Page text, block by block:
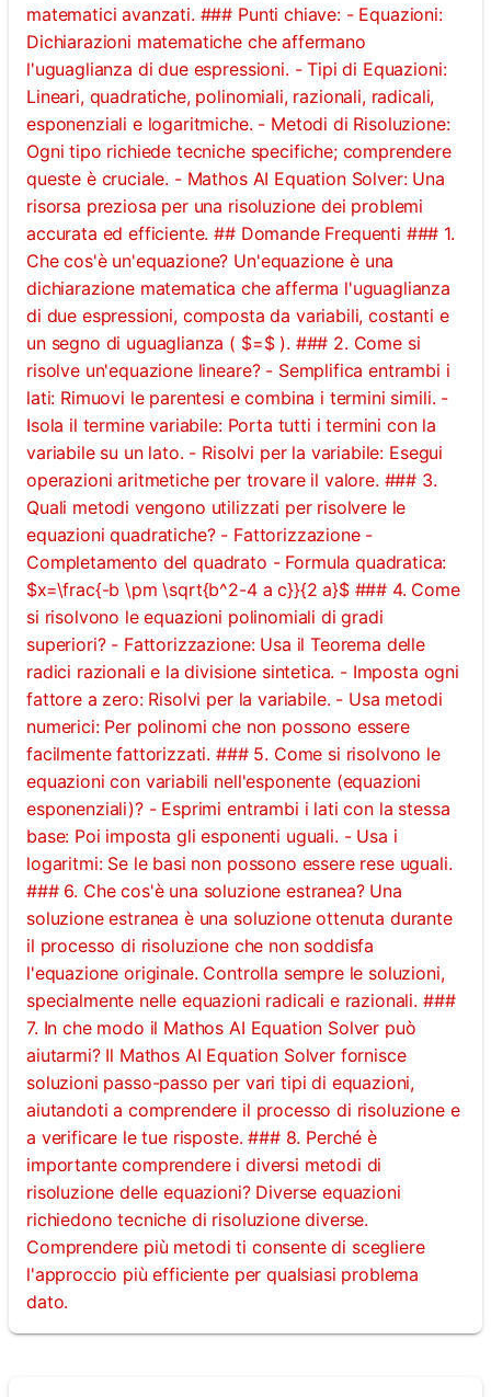
matematici avanzati. ### Punti chiave: - Equazioni:
Dichiarazioni matematiche che affermano
l'uguaglianza di due espressioni. - Tipi di Equazioni:
Lineari, quadratiche, polinomiali, razionali, radicali,
esponenziali e logaritmiche. - Metodi di Risoluzione:
Ogni tipo richiede tecniche specifiche; comprendere
queste è cruciale. - Mathos AI Equation Solver: Una
risorsa preziosa per una risoluzione dei problemi
accurata ed efficiente. ## Domande Frequenti ### 1.
Che cos'è un'equazione? Un'equazione è una
dichiarazione matematica che afferma l'uguaglianza
di due espressioni, composta da variabili, costanti e
un segno di uguaglianza ( $=$ ). ### 2. Come si
risolve un'equazione lineare? - Semplifica entrambi i
lati: Rimuovi le parentesi e combina i termini simili. -
Isola il termine variabile: Porta tutti i termini con la
variabile su un lato. - Risolvi per la variabile: Esegui
operazioni aritmetiche per trovare il valore. ### 3.
Quali metodi vengono utilizzati per risolvere le
equazioni quadratiche? - Fattorizzazione -
Completamento del quadrato - Formula quadratica:
$x=\frac{-b \pm \sqrt{b^2-4 a c}}{2 a}$ ### 4. Come
si risolvono le equazioni polinomiali di gradi
superiori? - Fattorizzazione: Usa il Teorema delle
radici razionali e la divisione sintetica. - Imposta ogni
fattore a zero: Risolvi per la variabile. - Usa metodi
numerici: Per polinomi che non possono essere
facilmente fattorizzati. ### 5. Come si risolvono le
equazioni con variabili nell'esponente (equazioni
esponenziali)? - Esprimi entrambi i lati con la stessa
base: Poi imposta gli esponenti uguali. - Usa i
logaritmi: Se le basi non possono essere rese uguali.
### 6. Che cos'è una soluzione estranea? Una
soluzione estranea è una soluzione ottenuta durante
il processo di risoluzione che non soddisfa
l'equazione originale. Controlla sempre le soluzioni,
specialmente nelle equazioni radicali e razionali. ###
7. In che modo il Mathos AI Equation Solver può
aiutarmi? Il Mathos AI Equation Solver fornisce
soluzioni passo-passo per vari tipi di equazioni,
aiutandoti a comprendere il processo di risoluzione e
a verificare le tue risposte. ### 8. Perché è
importante comprendere i diversi metodi di
risoluzione delle equazioni? Diverse equazioni
richiedono tecniche di risoluzione diverse.
Comprendere più metodi ti consente di scegliere
l'approccio più efficiente per qualsiasi problema
dato.